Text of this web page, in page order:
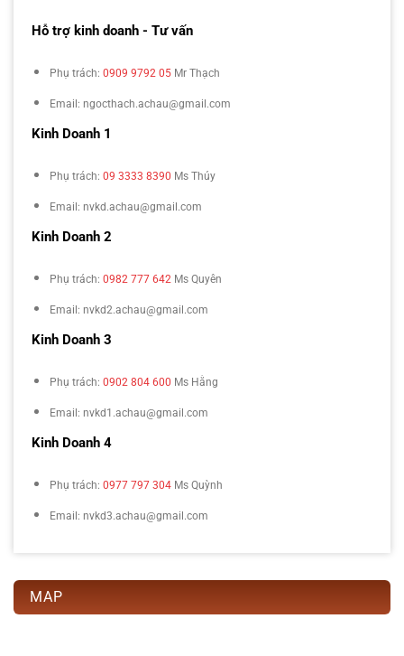
Hỗ trợ kinh doanh - Tư vấn
Phụ trách: 0909 9792 05 Mr Thạch
Email: ngocthach.achau@gmail.com
Kinh Doanh 1
Phụ trách: 09 3333 8390 Ms Thúy
Email: nvkd.achau@gmail.com
Kinh Doanh 2
Phụ trách: 0982 777 642 Ms Quyên
Email: nvkd2.achau@gmail.com
Kinh Doanh 3
Phụ trách: 0902 804 600 Ms Hằng
Email: nvkd1.achau@gmail.com
Kinh Doanh 4
Phụ trách: 0977 797 304 Ms Quỳnh
Email: nvkd3.achau@gmail.com
MAP